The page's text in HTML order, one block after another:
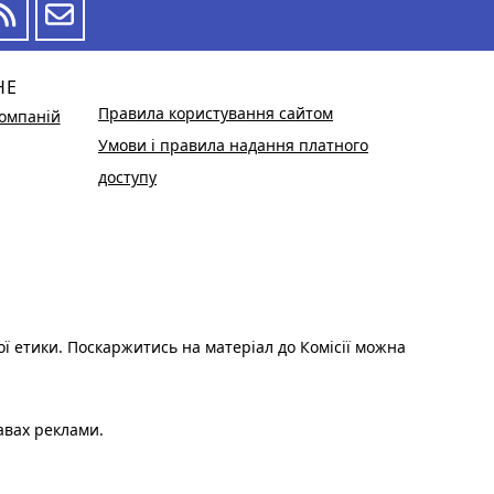
Правила користування сайтом
Умови і правила надання платного
доступу
етики. Поскаржитись на матеріал до Комісії можна
реклами.